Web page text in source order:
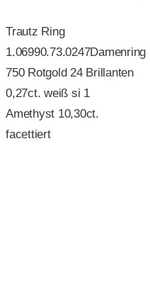
Trautz Ring
1.06990.73.0247Damenring
750 Rotgold 24 Brillanten
0,27ct. weiß si 1
Amethyst 10,30ct.
facettiert